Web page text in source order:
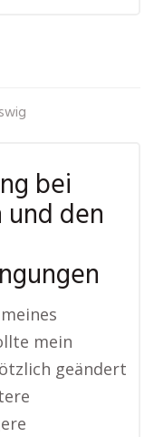
bei
und den
mein
geändert